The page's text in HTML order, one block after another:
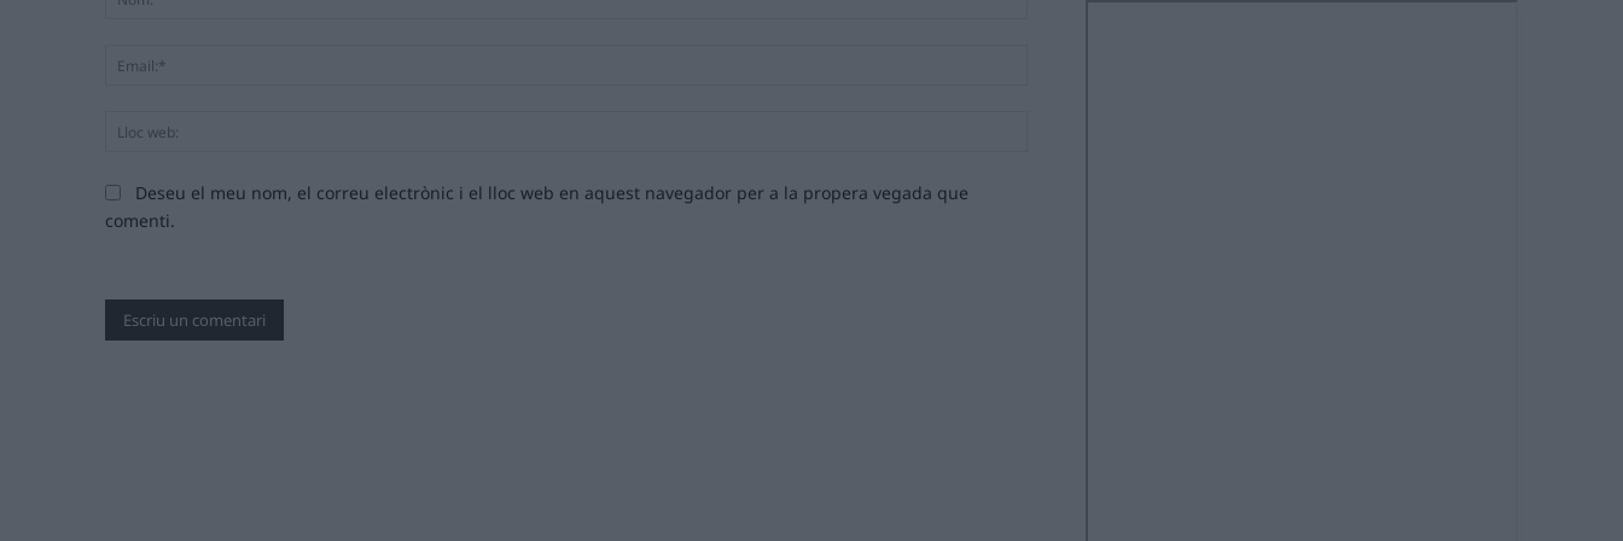
Deseu el meu nom, el correu electrònic i el lloc web en aquest navegador per a la propera vegada que
comenti.